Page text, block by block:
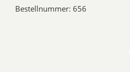
Bestellnummer: 656